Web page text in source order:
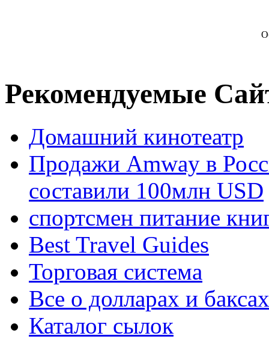
Рекомендуемые
Домашний кинотеатр
Продажи Amway в
составили 100млн USD
спортсмен питание
Best Travel Guides
Торговая система
Все о долларах и
Каталог сылок